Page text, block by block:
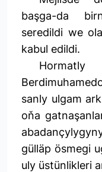
başga-da
seredildi we
kabul edildi.
sanly ulgam
oňa
gülläp ösmegi
uly üstünlikleri